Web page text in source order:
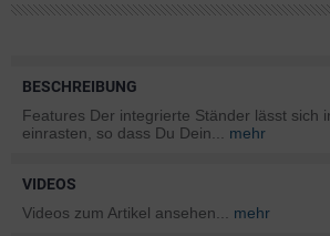
BESCHREIBUNG
Features Der integrierte Ständer lässt sich
einrasten, so dass Du Dein...
mehr
VIDEOS
Videos zum Artikel ansehen...
mehr